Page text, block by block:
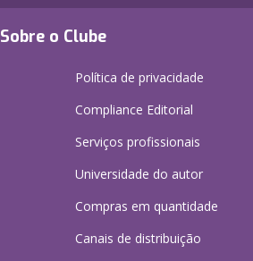
Sobre o Clube
Política de privacidade
Compliance Editorial
Serviços profissionais
Universidade do autor
Compras em quantidade
Canais de distribuição